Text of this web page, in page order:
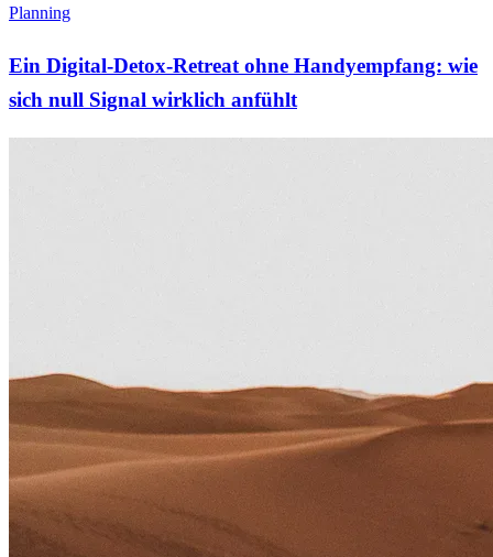
Planning
Ein Digital-Detox-Retreat ohne Handyempfang: wie
sich null Signal wirklich anfühlt